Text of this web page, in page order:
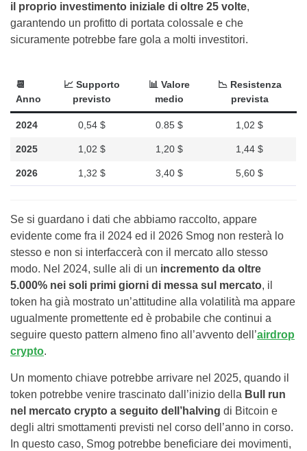
il proprio investimento iniziale di oltre 25 volte,
garantendo un profitto di portata colossale e che
sicuramente potrebbe fare gola a molti investitori.
📆
Anno
📈 Supporto
previsto
📊 Valore
medio
📉 Resistenza
prevista
2024 0,54 $ 0.85 $ 1,02 $
2025 1,02 $ 1,20 $ 1,44 $
2026 1,32 $ 3,40 $ 5,60 $
Se si guardano i dati che abbiamo raccolto, appare
evidente come fra il 2024 ed il 2026 Smog non resterà lo
stesso e non si interfaccerà con il mercato allo stesso
modo. Nel 2024, sulle ali di un incremento da oltre
5.000% nei soli primi giorni di messa sul mercato, il
token ha già mostrato un’attitudine alla volatilità ma appare
ugualmente promettente ed è probabile che continui a
seguire questo pattern almeno fino all’avvento dell’airdrop
crypto.
Un momento chiave potrebbe arrivare nel 2025, quando il
token potrebbe venire trascinato dall’inizio della Bull run
nel mercato crypto a seguito dell’halving di Bitcoin e
degli altri smottamenti previsti nel corso dell’anno in corso.
In questo caso, Smog potrebbe beneficiare dei movimenti,